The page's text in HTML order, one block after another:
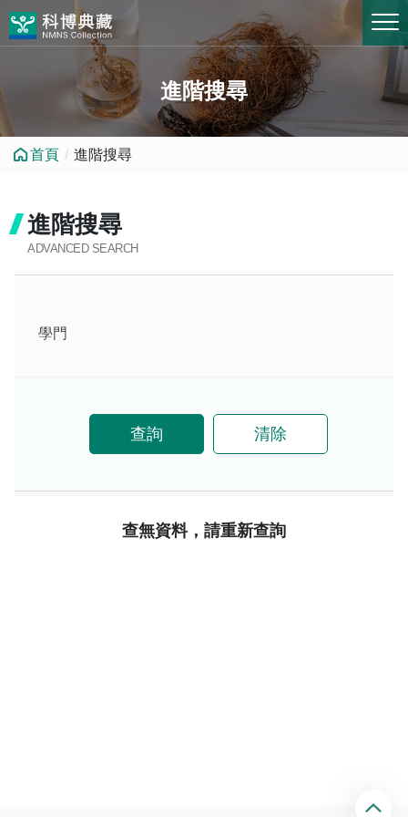
進階搜尋
首頁 進階搜尋
進階搜尋
ADVANCED SEARCH
學門
查詢 清除
查無資料，請重新查詢
回
頂
端